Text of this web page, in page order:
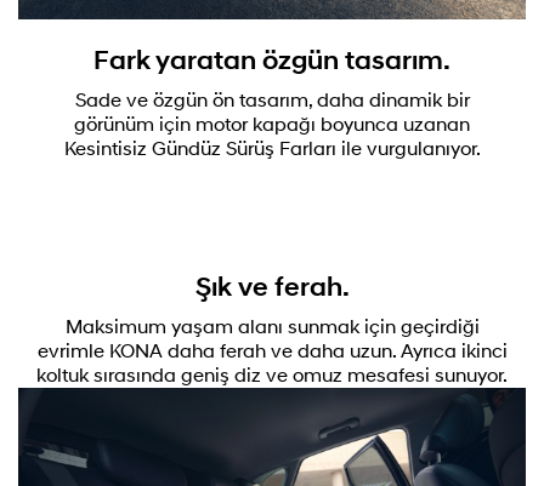
Fark yaratan özgün tasarım.
Sade ve özgün ön tasarım, daha dinamik bir
görünüm için motor kapağı boyunca uzanan
Kesintisiz Gündüz Sürüş Farları ile vurgulanıyor.
Şık ve ferah.
Maksimum yaşam alanı sunmak için geçirdiği
evrimle KONA daha ferah ve daha uzun. Ayrıca ikinci
koltuk sırasında geniş diz ve omuz mesafesi sunuyor.